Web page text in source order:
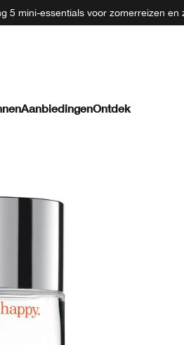
5 mini-essentials voor zomerreizen en
AanbiedingenOntdek